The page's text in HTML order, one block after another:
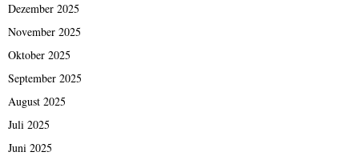
Dezember 2025
November 2025
Oktober 2025
September 2025
August 2025
Juli 2025
Juni 2025